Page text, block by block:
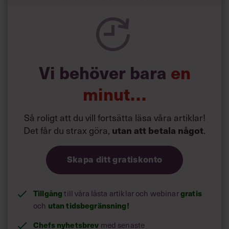
Vi behöver bara en
minut…
Så roligt att du vill fortsätta läsa våra artiklar!
Det får du strax göra, utan att betala något.
Skapa ditt gratiskonto
Tillgångtill våra låsta artiklar och webinargratis
och utan tidsbegränsning!
Chefs nyhetsbrev med senaste